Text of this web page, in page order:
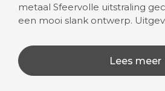
metaal Sfeervolle uitstraling
een mooi slank ontwerp.
Lees meer